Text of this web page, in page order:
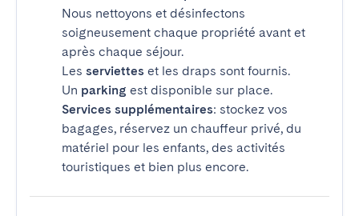
Nous nettoyons et désinfectons
soigneusement chaque propriété avant et
après chaque séjour.
Les serviettes et les draps sont fournis.
Un parking est disponible sur place.
Services supplémentaires: stockez vos
bagages, réservez un chauffeur privé, du
matériel pour les enfants, des activités
touristiques et bien plus encore.